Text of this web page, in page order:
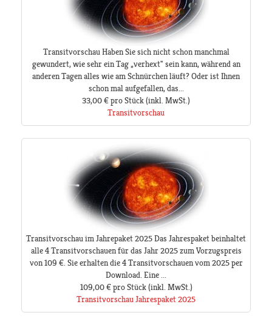
Transitvorschau Haben Sie sich nicht schon manchmal
gewundert, wie sehr ein Tag „verhext" sein kann, während an
anderen Tagen alles wie am Schnürchen läuft? Oder ist Ihnen
schon mal aufgefallen, das...
33,00 €pro Stück(inkl. MwSt.)
Transitvorschau
Transitvorschau im Jahrepaket 2025 Das Jahrespaket beinhaltet
alle 4 Transitvorschauen für das Jahr 2025 zum Vorzugspreis
von 109 €. Sie erhalten die 4 Transitvorschauen vom 2025 per
Download. Eine ...
109,00 € pro Stück(inkl. MwSt.)
Transitvorschau Jahrespaket 2025